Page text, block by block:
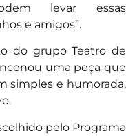
levar essas
e amigos”.
do grupo Teatro de
uma peça que
simples e humorada,
pelo Programa